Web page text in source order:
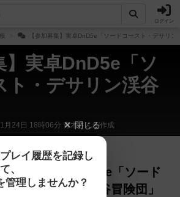
ログイン
【参加募集】実卓DnD5e「ソードコースト・デサリン
】実卓DnD5e「ソ
ト・デサリン渓谷
月24日 18時06分 青木さんが作成
名が閲覧 1年以上前
加募集】実卓DnD5e「ソード
スト・デサリン渓谷冒険団」
閉じる
レイ履歴を記録し
て、
管理しませんか？